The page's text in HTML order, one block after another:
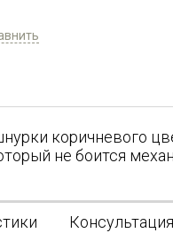
коричневого
не боится
Консультация